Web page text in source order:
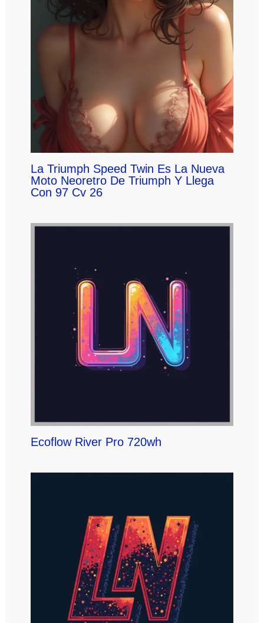
La Triumph Speed Twin Es La Nueva
Moto Neoretro De Triumph Y Llega
Con 97 Cv 26
Ecoflow River Pro 720wh